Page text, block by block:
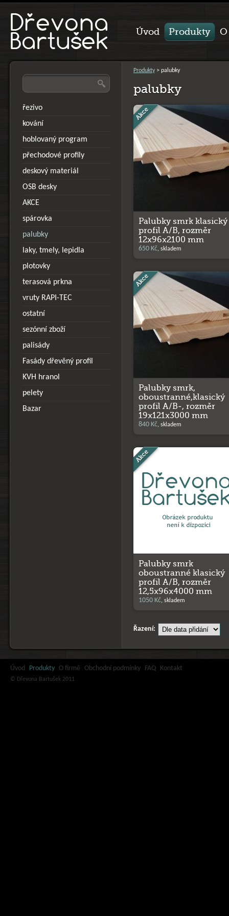
palubky
Palubky smrk klasický
profil A/B, rozměr
12x96x2100 mm
650 Kč, skladem
Palubky smrk,
oboustranné,klasický
profil A/B-, rozměr
19x121x3000 mm
840 Kč, skladem
Palubky smrk
oboustranné klasický
profil A/B, rozměr
12,5x96x4000 mm
1050 Kč, skladem
Řazení:
Produkty > palubky
řezivo
kování
hoblovaný program
přechodové profily
deskový materiál
OSB desky
AKCE
spárovka
palubky
laky, tmely, lepidla
plotovky
terasová prkna
vruty RAPI-TEC
ostatní
sezónní zboží
palisády
Fasády dřevěný profil
KVH hranol
pelety
Bazar
Úvod Produkty O firmě Obchodní podmínky FAQ Kontakt
© Dřevona Bartušek 2011
Úvod Produkty